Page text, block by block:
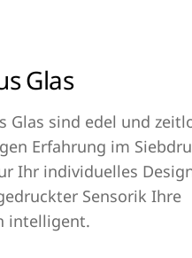
Glas
Glas sind edel und
Erfahrung im
Ihr individuelles
Sensorik Ihre
intelligent.